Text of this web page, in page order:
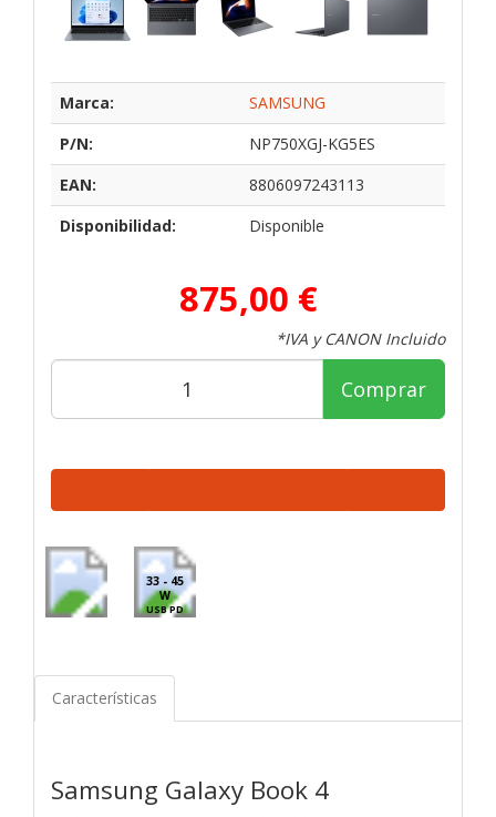
Marca:
SAMSUNG
P/N:
NP750XGJ-KG5ES
EAN:
8806097243113
Disponibilidad:
Disponible
875,00 €
*IVA y CANON Incluido
Comprar
33 - 45
W
USB PD
Características
Samsung Galaxy Book 4